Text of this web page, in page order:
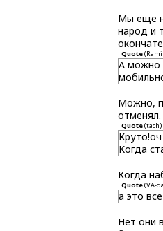
Мы еще
народ и
Quote(
А можно
Можно,
отменял.
Quote(tach)
Kогда
Когда
Quote(VA-
а это
Нет они